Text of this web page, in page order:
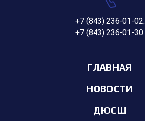
+7 (843) 236-01-02,
+7 (843) 236-01-30
ГЛАВНАЯ
НОВОСТИ
ДЮСШ